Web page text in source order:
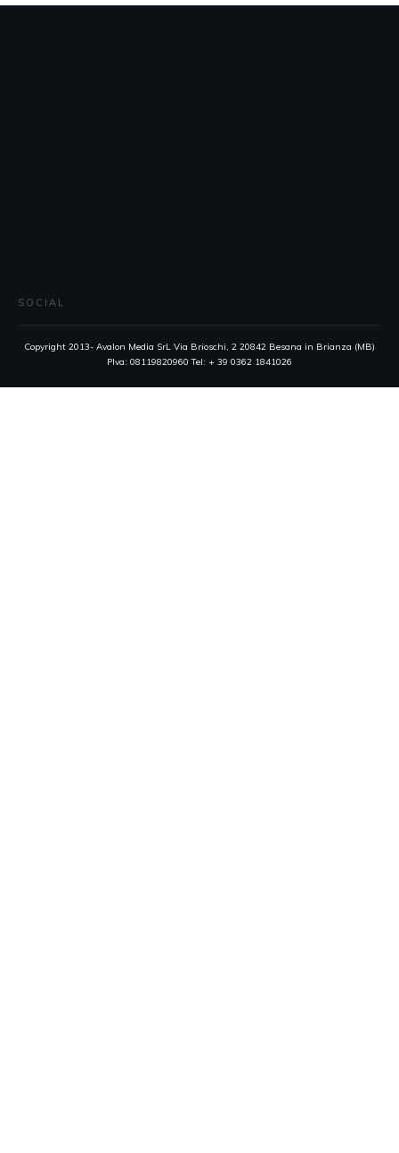
SOCIAL
Copyright 2013- Avalon Media SrL Via Brioschi, 2 20842 Besana in Brianza (MB)
PIva: 08119820960 Tel: + 39 0362 1841026